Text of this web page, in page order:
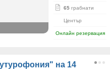
65 грабнати
Център
Онлайн резервация
на 14